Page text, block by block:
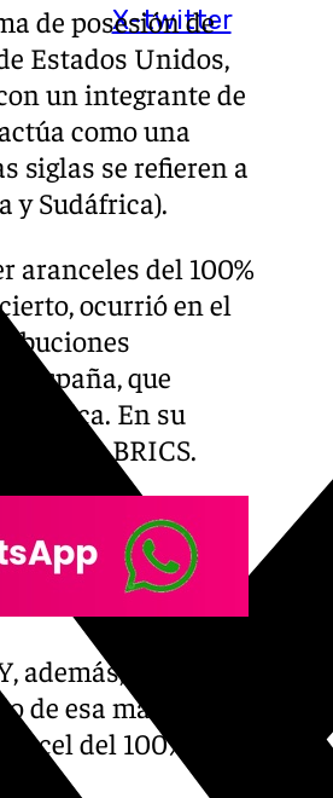
X-twitter
de posesión de
Estados Unidos,
un integrante de
como una
siglas se refieren a
y Sudáfrica).
aranceles del 100%
ocurrió en el
España, que
En su
a los BRICS.
además, son parte
de esa manera, no
del 100% en